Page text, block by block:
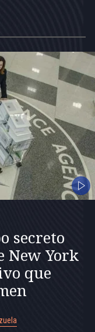
secreto
New York
que